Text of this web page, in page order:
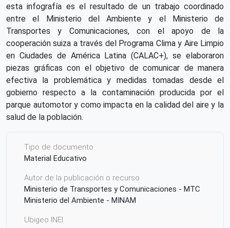
esta infografía es el resultado de un trabajo coordinado
entre el Ministerio del Ambiente y el Ministerio de
Transportes y Comunicaciones, con el apoyo de la
cooperación suiza a través del Programa Clima y Aire Limpio
en Ciudades de América Latina (CALAC+), se elaboraron
piezas gráficas con el objetivo de comunicar de manera
efectiva la problemática y medidas tomadas desde el
gobierno respecto a la contaminación producida por el
parque automotor y como impacta en la calidad del aire y la
salud de la población.
Tipo de documento
Material Educativo
Autor de la publicación o recurso
Ministerio de Transportes y Comunicaciones - MTC
Ministerio del Ambiente - MINAM
Ubigeo INEI